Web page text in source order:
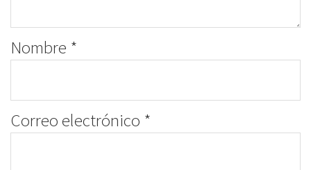
Nombre *
Correo electrónico *